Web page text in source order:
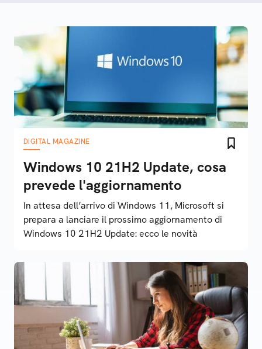
DIGITAL MAGAZINE
Windows 10 21H2 Update, cosa
prevede l'aggiornamento
In attesa dell’arrivo di Windows 11, Microsoft si
prepara a lanciare il prossimo aggiornamento di
Windows 10 21H2 Update: ecco le novità